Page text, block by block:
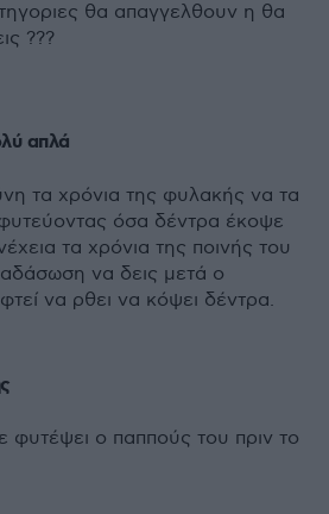
θα απαγγελθουν η θα
???
απλά
τα χρόνια της φυλακής να τα
όσα δέντρα έκοψε
τα χρόνια της ποινής του
να δεις μετά ο
να ρθει να κόψει δέντρα.
φυτέψει ο παππούς του πριν το